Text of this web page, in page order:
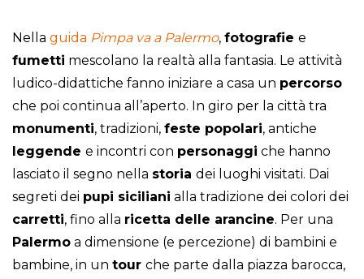
Nella guida Pimpa va a Palermo, fotografie e
fumetti mescolano la realtà alla fantasia. Le attività
ludico-didattiche fanno iniziare a casa un percorso
che poi continua all’aperto. In giro per la città tra
monumenti, tradizioni, feste popolari, antiche
leggende e incontri con personaggi che hanno
lasciato il segno nella storia dei luoghi visitati. Dai
segreti dei pupi siciliani alla tradizione dei colori dei
carretti, fino alla ricetta delle arancine. Per una
Palermo a dimensione (e percezione) di bambini e
bambine, in un tour che parte dalla piazza barocca,